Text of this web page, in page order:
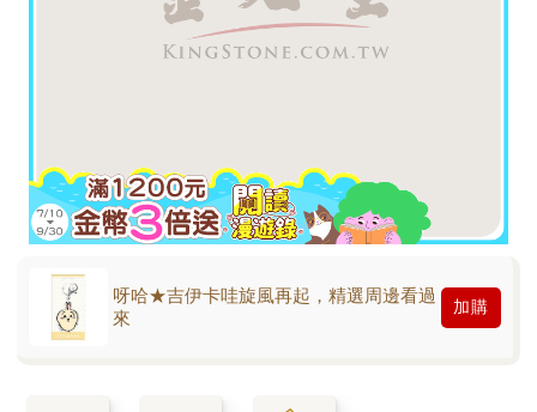
呀哈★吉伊卡哇旋風再起，精選周邊看過
來
加購